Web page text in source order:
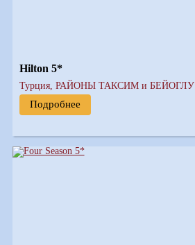
Hilton 5*
Турция, РАЙОНЫ ТАКСИМ и БЕЙОГЛУ
Подробнее